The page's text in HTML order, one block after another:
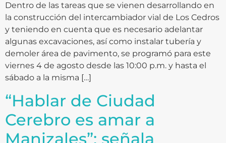
Dentro de las tareas que se vienen desarrollando en
la construcción del intercambiador vial de Los Cedros
y teniendo en cuenta que es necesario adelantar
algunas excavaciones, así como instalar tubería y
demoler área de pavimento, se programó para este
viernes 4 de agosto desde las 10:00 p.m. y hasta el
sábado a la misma […]
“Hablar de Ciudad
Cerebro es amar a
Manizales”: señala